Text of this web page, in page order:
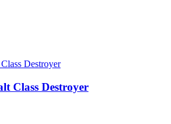
Class Destroyer